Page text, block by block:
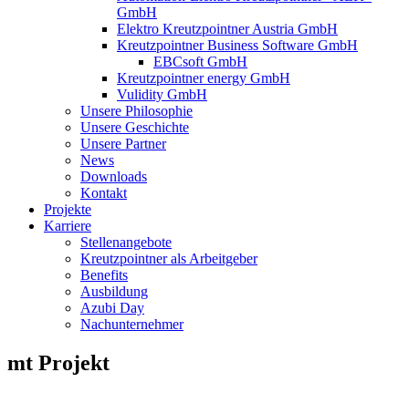
GmbH
Elektro Kreutzpointner Austria GmbH
Kreutzpointner Business Software GmbH
EBCsoft GmbH
Kreutzpointner energy GmbH
Vulidity GmbH
Unsere Philosophie
Unsere Geschichte
Unsere Partner
News
Downloads
Kontakt
Projekte
Karriere
Stellenangebote
Kreutzpointner als Arbeitgeber
Benefits
Ausbildung
Azubi Day
Nachunternehmer
mt Projekt